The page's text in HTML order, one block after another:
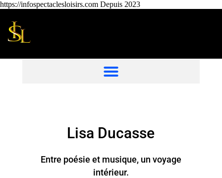
https://infospectaclesloisirs.com Depuis 2023
Lisa Ducasse
Entre poésie et musique, un voyage
intérieur.